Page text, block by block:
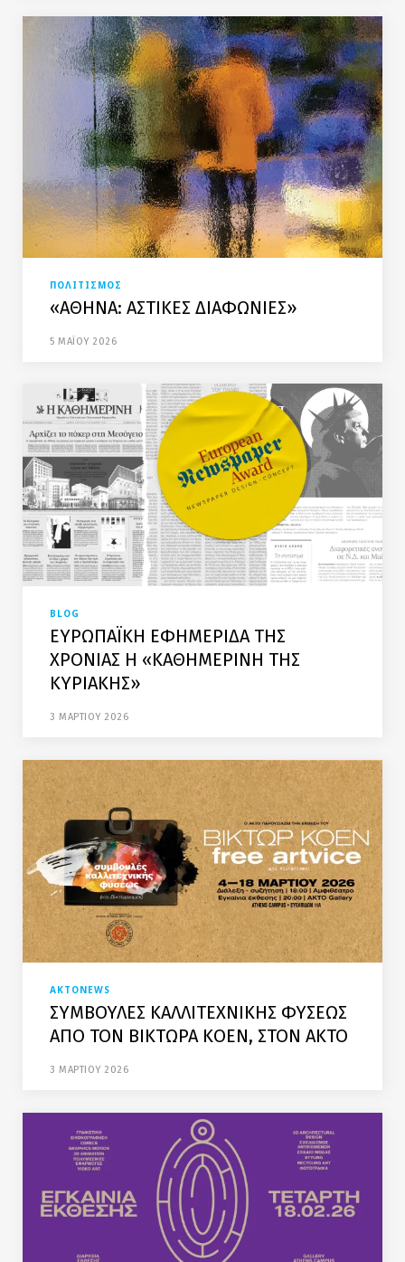
ΠΟΛΙΤΙΣΜΟΣ
«ΑΘΗΝΑ: ΑΣΤΙΚΕΣ ΔΙΑΦΩΝΙΕΣ»
5 ΜΑΪΟΥ 2026
BLOG
ΕΥΡΩΠΑΪΚΗ ΕΦΗΜΕΡΙΔΑ ΤΗΣ
ΧΡΟΝΙΑΣ Η «ΚΑΘΗΜΕΡΙΝΗ ΤΗΣ
ΚΥΡΙΑΚΗΣ»
3 ΜΑΡΤΙΟΥ 2026
AKTONEWS
ΣΥΜΒΟΥΛΕΣ ΚΑΛΛΙΤΕΧΝΙΚΗΣ ΦΥΣΕΩΣ
ΑΠΟ ΤΟΝ ΒΙΚΤΩΡΑ ΚΟΕΝ, ΣΤΟΝ ΑΚΤΟ
3 ΜΑΡΤΙΟΥ 2026